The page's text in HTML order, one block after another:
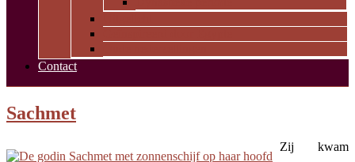
Contact
Sachmet
Zij kwam